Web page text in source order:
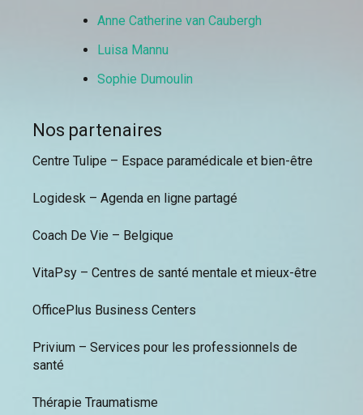
Anne Catherine van Caubergh
Luisa Mannu
Sophie Dumoulin
Nos partenaires
Centre Tulipe – Espace paramédicale et bien-être
Logidesk – Agenda en ligne partagé
Coach De Vie – Belgique
VitaPsy – Centres de santé mentale et mieux-être
OfficePlus Business Centers
Privium – Services pour les professionnels de
santé
Thérapie Traumatisme